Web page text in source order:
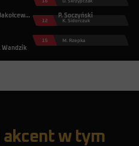
Wandzik
C. Jakołcewicz P. Soczyński
16 D. Skrzypczak
12 K. Sidorczuk
15 M. Rzepka
akcent w tym